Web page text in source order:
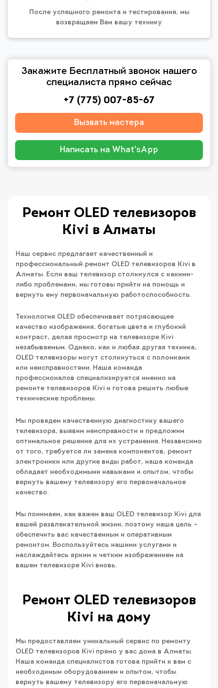
После успешного ремонта и тестирования, мы
возвращаем Вам вашу технику
Закажите Бесплатный звонок нашего
специалиста прямо сейчас
+7 (775) 007-85-67
Вызвать мастера
Написать на What'sApp
Ремонт OLED телевизоров
Kivi в Алматы
Наш сервис предлагает качественный и
профессиональный ремонт OLED телевизоров Kivi в
Алматы. Если ваш телевизор столкнулся с какими-
либо проблемами, мы готовы прийти на помощь и
вернуть ему первоначальную работоспособность.
Технология OLED обеспечивает потрясающее
качество изображения, богатые цвета и глубокий
контраст, делая просмотр на телевизоре Kivi
незабываемым. Однако, как и любая другая техника,
OLED телевизоры могут столкнуться с поломками
или неисправностями. Наша команда
профессионалов специализируется именно на
ремонте телевизоров Kivi и готова решить любые
технические проблемы.
Мы проведем качественную диагностику вашего
телевизора, выявим неисправности и предложим
оптимальное решение для их устранения. Независимо
от того, требуется ли замена компонентов, ремонт
электроники или другие виды работ, наша команда
обладает необходимыми навыками и опытом, чтобы
вернуть вашему телевизору его первоначальное
качество.
Мы понимаем, как важен ваш OLED телевизор Kivi для
вашей развлекательной жизни, поэтому наша цель –
обеспечить вас качественным и оперативным
ремонтом. Воспользуйтесь нашими услугами и
наслаждайтесь ярким и четким изображением на
вашем телевизоре Kivi вновь.
Ремонт OLED телевизоров
Kivi на дому
Мы предоставляем уникальный сервис по ремонту
OLED телевизоров Kivi прямо у вас дома в Алматы.
Наша команда специалистов готова прийти к вам с
необходимым оборудованием и опытом, чтобы
вернуть вашему телевизору его первоначальную